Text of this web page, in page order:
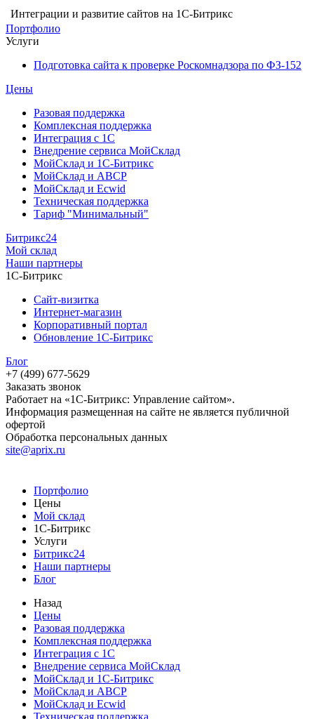
Интеграции и развитие сайтов на 1С-Битрикс
Портфолио
Услуги
Подготовка сайта к проверке Роскомнадзора по ФЗ-152
Цены
Разовая поддержка
Комплексная поддержка
Интеграция с 1С
Внедрение сервиса МойСклад
МойСклад и 1С-Битрикс
МойСклад и ABCP
МойСклад и Ecwid
Техническая поддержка
Тариф "Минимальный"
Битрикс24
Мой склад
Наши партнеры
1С-Битрикс
Сайт-визитка
Интернет-магазин
Корпоративный портал
Обновление 1С-Битрикс
Блог
+7 (499) 677-5629
Заказать звонок
Работает на «1С-Битрикс: Управление сайтом».
Информация размещенная на сайте не является публичной
офертой
Обработка персональных данных
site@aprix.ru
Портфолио
Цены
Мой склад
1С-Битрикс
Услуги
Битрикс24
Наши партнеры
Блог
Назад
Цены
Разовая поддержка
Комплексная поддержка
Интеграция с 1С
Внедрение сервиса МойСклад
МойСклад и 1С-Битрикс
МойСклад и ABCP
МойСклад и Ecwid
Техническая поддержка